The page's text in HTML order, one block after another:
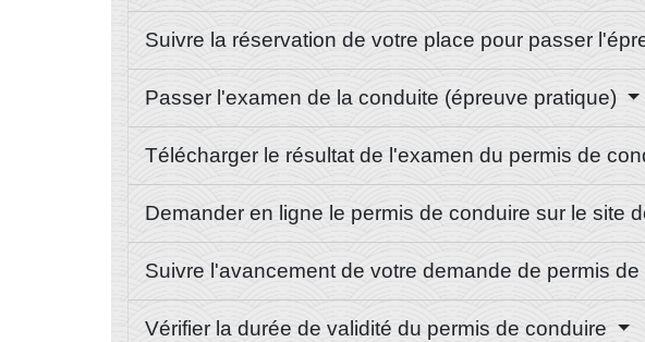
Suivre la réservation de votre place pour passer
Passer l'examen de la conduite (épreuve pratique)
Télécharger le résultat de l'examen du permis de
Demander en ligne le permis de conduire sur le site
Suivre l'avancement de votre demande de permis de
Vérifier la durée de validité du permis de conduire